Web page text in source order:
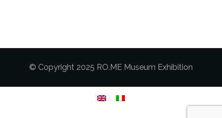
© Copyright 2025 RO.ME Museum Exhibition